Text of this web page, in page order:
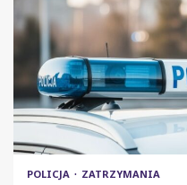
POLICJA ZATRZYMANIA